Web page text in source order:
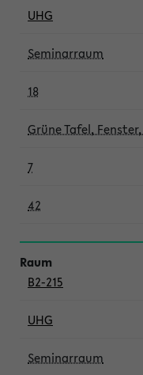
UHG
Seminarraum
18
Grüne Tafel,
7
42
B2-215
UHG
Seminarraum